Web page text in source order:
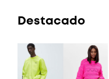
Destacado